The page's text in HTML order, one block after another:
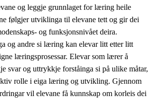
læring, utvikling og danning
og utvikling
og leggje grunnlaget for læring heile
følgjer utviklinga til elevane tett og gir dei
og funksjonsnivået deira.
og andre si læring kan elevar litt etter litt
læringsprosessar. Elevar som lærer å
svar og uttrykkje forståinga si på ulike måtar,
rolle i eiga læring og utvikling. Gjennom
vil elevane få kunnskap om korleis dei